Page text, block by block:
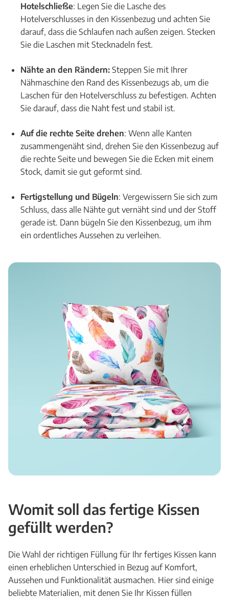
Hotelschließe: Legen Sie die Lasche des
Hotelverschlusses in den Kissenbezug und achten Sie
darauf, dass die Schlaufen nach außen zeigen. Stecken
Sie die Laschen mit Stecknadeln fest.
Nähte an den Rändern: Steppen Sie mit Ihrer
Nähmaschine den Rand des Kissenbezugs ab, um die
Laschen für den Hotelverschluss zu befestigen. Achten
Sie darauf, dass die Naht fest und stabil ist.
Auf die rechte Seite drehen: Wenn alle Kanten
zusammengenäht sind, drehen Sie den Kissenbezug auf
die rechte Seite und bewegen Sie die Ecken mit einem
Stock, damit sie gut geformt sind.
Fertigstellung und Bügeln: Vergewissern Sie sich zum
Schluss, dass alle Nähte gut vernäht sind und der Stoff
gerade ist. Dann bügeln Sie den Kissenbezug, um ihm
ein ordentliches Aussehen zu verleihen.
Womit soll das fertige Kissen
gefüllt werden?
Die Wahl der richtigen Füllung für Ihr fertiges Kissen kann
einen erheblichen Unterschied in Bezug auf Komfort,
Aussehen und Funktionalität ausmachen. Hier sind einige
beliebte Materialien, mit denen Sie Ihr Kissen füllen